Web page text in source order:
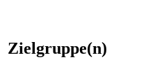
Zielgruppe(n)